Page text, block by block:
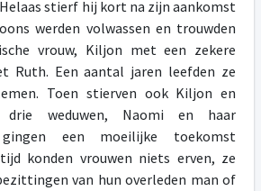
stierf hij kort na zijn aankomst
werden volwassen en trouwden
vrouw, Kiljon met een zekere
Ruth. Een aantal jaren leefden ze
Toen stierven ook Kiljon en
weduwen, Naomi en haar
gingen een moeilijke toekomst
konden vrouwen niets erven, ze
van hun overleden man of